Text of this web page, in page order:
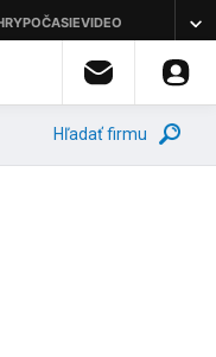
Hľadať firmu